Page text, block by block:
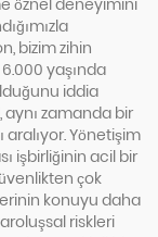
öznel deneyimini
bizim zihin
6.000 yaşında
iddia
aynı zamanda bir
aralıyor. Yönetişim
işbirliğinin acil bir
çok
konuyu daha
riskleri